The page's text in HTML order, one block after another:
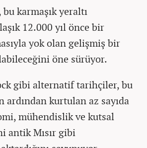
karmaşık yeraltı
12.000 yıl önce bir
yok olan gelişmiş bir
öne sürüyor.
gibi alternatif tarihçiler, bu
kurtulan az sayıda
mühendislik ve kutsal
antik Mısır gibi